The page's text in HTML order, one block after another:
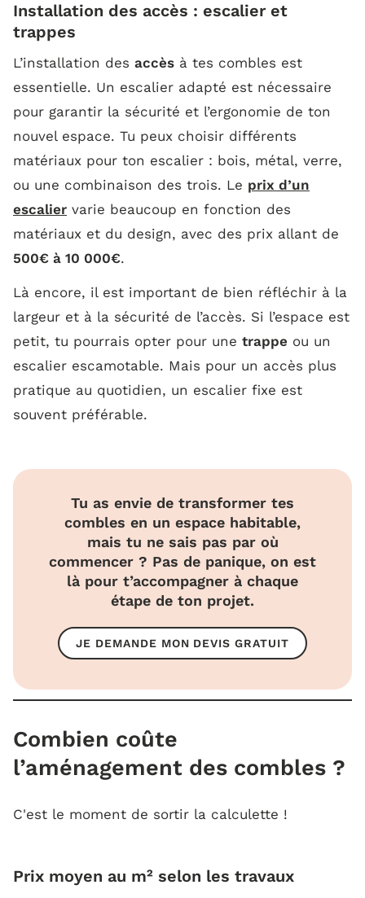
Installation des accès : escalier et
trappes
L’installation des accès à tes combles est
essentielle. Un escalier adapté est nécessaire
pour garantir la sécurité et l’ergonomie de ton
nouvel espace. Tu peux choisir différents
matériaux pour ton escalier : bois, métal, verre,
ou une combinaison des trois. Le prix d’un
escalier varie beaucoup en fonction des
matériaux et du design, avec des prix allant de
500€ à 10 000€.
Là encore, il est important de bien réfléchir à la
largeur et à la sécurité de l’accès. Si l’espace est
petit, tu pourrais opter pour une trappe ou un
escalier escamotable. Mais pour un accès plus
pratique au quotidien, un escalier fixe est
souvent préférable.
Tu as envie de transformer tes
combles en un espace habitable,
mais tu ne sais pas par où
commencer ? Pas de panique, on est
là pour t’accompagner à chaque
étape de ton projet.
JE DEMANDE MON DEVIS GRATUIT
Combien coûte
l’aménagement des combles ?
C'est le moment de sortir la calculette !
Prix moyen au m² selon les travaux